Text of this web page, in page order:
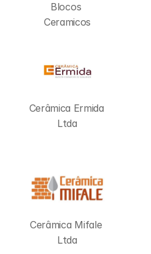
Blocos
Ceramicos
Cerâmica Ermida
Ltda
Cerâmica Mifale
Ltda